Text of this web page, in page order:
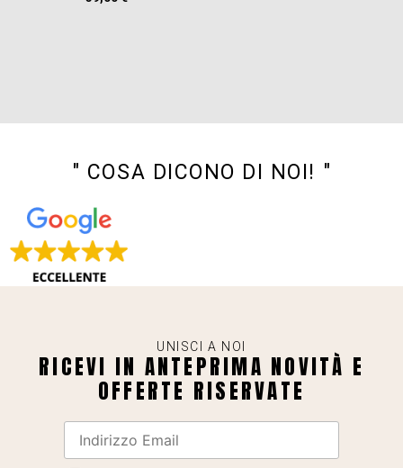
" COSA DICONO DI NOI! "
UNISCI A NOI
RICEVI IN ANTEPRIMA NOVITÀ E
OFFERTE RISERVATE